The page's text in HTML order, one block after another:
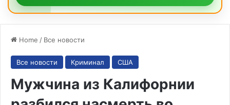
Home / Все новости
Все новости Криминал США
Мужчина из Калифорнии